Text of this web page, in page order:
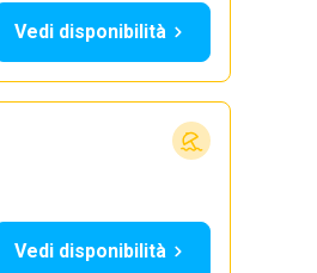
Vedi disponibilità
Vedi disponibilità